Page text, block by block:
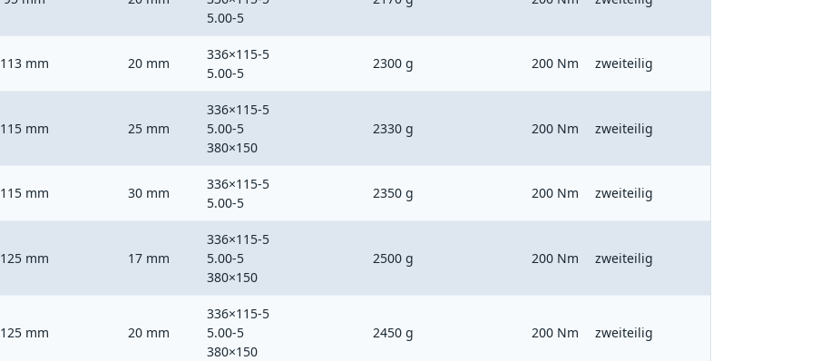
5.00-5
113 mm 20 mm
336×115-5
5.00-5
2300 g 200 Nm zweiteilig
115 mm 25 mm
336×115-5
5.00-5
380×150
2330 g 200 Nm zweiteilig
115 mm 30 mm
336×115-5
5.00-5
2350 g 200 Nm zweiteilig
125 mm 17 mm
336×115-5
5.00-5
380×150
2500 g 200 Nm zweiteilig
125 mm 20 mm
336×115-5
5.00-5
380×150
2450 g 200 Nm zweiteilig